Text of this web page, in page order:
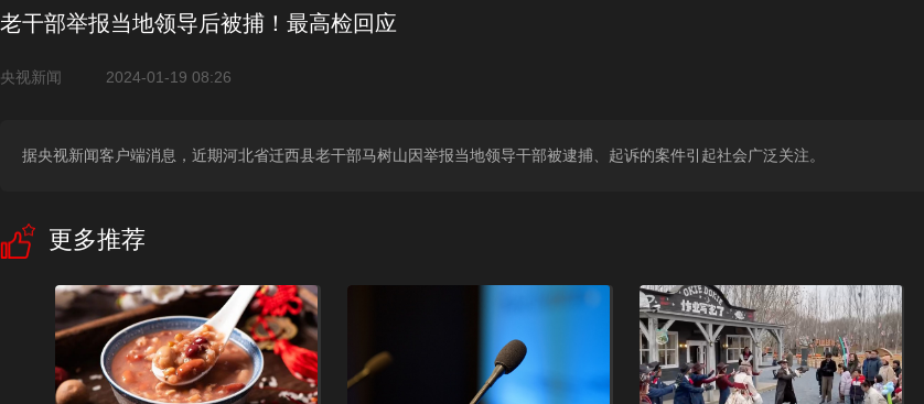
老干部举报当地领导后被捕！最高检回应
央视新闻 2024-01-19 08:26
据央视新闻客户端消息，近期河北省迁西县老干部马树山因举报当地领导干部被逮捕、起诉的案件引起社会广泛关注。
更多推荐